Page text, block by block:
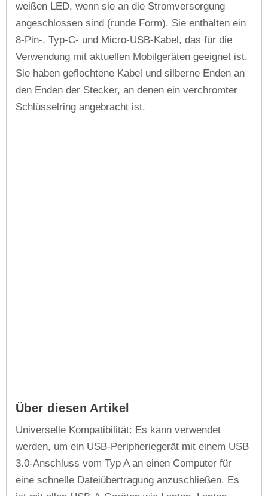
weißen LED, wenn sie an die Stromversorgung
angeschlossen sind (runde Form). Sie enthalten ein
8-Pin-, Typ-C- und Micro-USB-Kabel, das für die
Verwendung mit aktuellen Mobilgeräten geeignet ist.
Sie haben geflochtene Kabel und silberne Enden an
den Enden der Stecker, an denen ein verchromter
Schlüsselring angebracht ist.
Über diesen Artikel
Universelle Kompatibilität: Es kann verwendet
werden, um ein USB-Peripheriegerät mit einem USB
3.0-Anschluss vom Typ A an einen Computer für
eine schnelle Dateiübertragung anzuschließen. Es